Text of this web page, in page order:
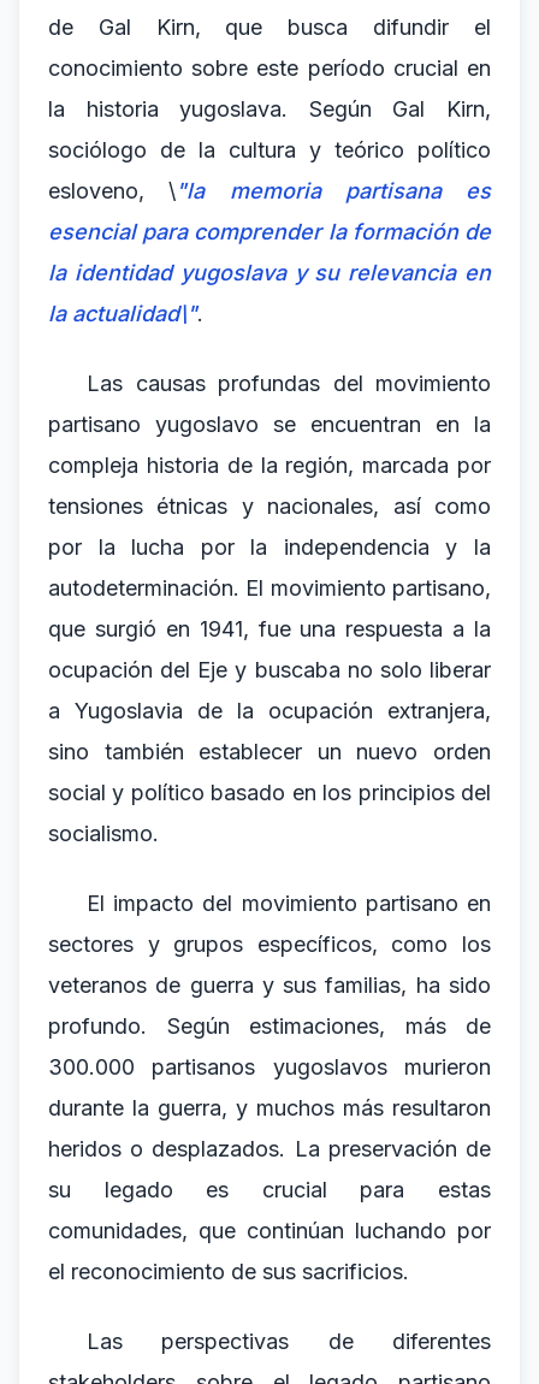
de Gal Kirn, que busca difundir el
conocimiento sobre este período crucial en
la historia yugoslava. Según Gal Kirn,
sociólogo de la cultura y teórico político
esloveno, \"la memoria partisana es
esencial para comprender la formación de
la identidad yugoslava y su relevancia en
la actualidad\".
Las causas profundas del movimiento
partisano yugoslavo se encuentran en la
compleja historia de la región, marcada por
tensiones étnicas y nacionales, así como
por la lucha por la independencia y la
autodeterminación. El movimiento partisano,
que surgió en 1941, fue una respuesta a la
ocupación del Eje y buscaba no solo liberar
a Yugoslavia de la ocupación extranjera,
sino también establecer un nuevo orden
social y político basado en los principios del
socialismo.
El impacto del movimiento partisano en
sectores y grupos específicos, como los
veteranos de guerra y sus familias, ha sido
profundo. Según estimaciones, más de
300.000 partisanos yugoslavos murieron
durante la guerra, y muchos más resultaron
heridos o desplazados. La preservación de
su legado es crucial para estas
comunidades, que continúan luchando por
el reconocimiento de sus sacrificios.
Las perspectivas de diferentes